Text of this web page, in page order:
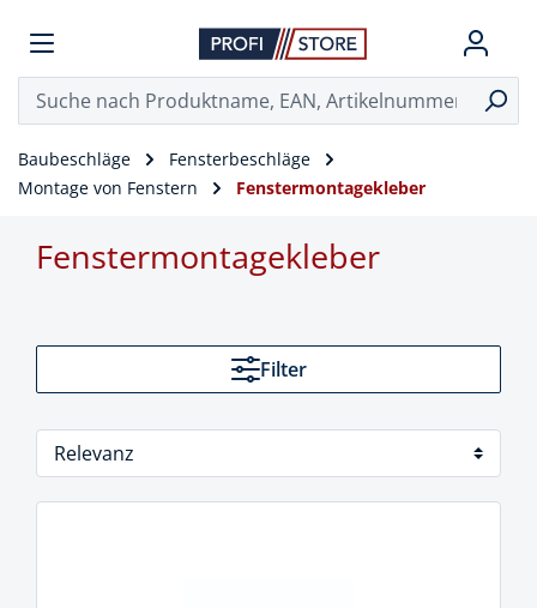
Baubeschläge
Fensterbeschläge
Montage von Fenstern
Fenstermontagekleber
Fenstermontagekleber
Filter